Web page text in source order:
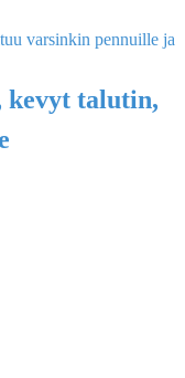
kevyt talutin,